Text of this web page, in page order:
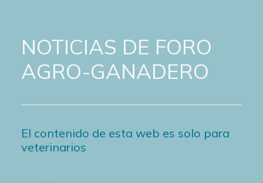
NOTICIAS DE FORO
AGRO-GANADERO
El contenido de esta web es solo para
veterinarios